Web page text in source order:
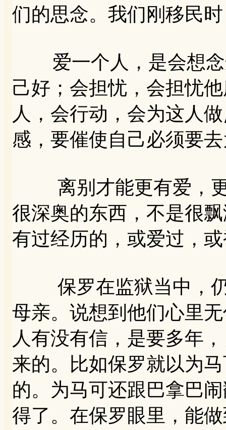
们的思念。我们刚移民
爱一个人，是会想念
己好；会担忧，会担忧
人，会行动，会为这人
感，要催使自己必须要
离别才能更有爱，更
很深奥的东西，不是很
有过经历的，或爱过，
保罗在监狱当中，仍
母亲。说想到他们心里
人有没有信，是要多年
来的。比如保罗就以为
的。为马可还跟巴拿巴
得了。在保罗眼里，能